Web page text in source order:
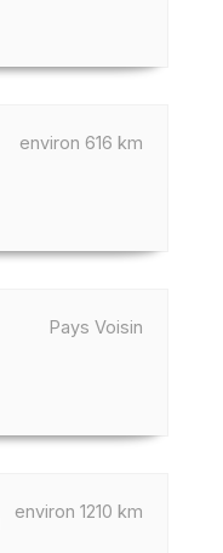
environ 616 km
Pays Voisin
environ 1210 km